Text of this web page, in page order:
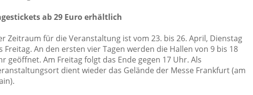
ab 29 Euro erhältlich
Zeitraum für die Veranstaltung ist vom 23. bis 26. April, Dienstag
Freitag. An den ersten vier Tagen werden die Hallen von 9 bis 18
geöffnet. Am Freitag folgt das Ende gegen 17 Uhr. Als
dient wieder das Gelände der Messe Frankfurt (am